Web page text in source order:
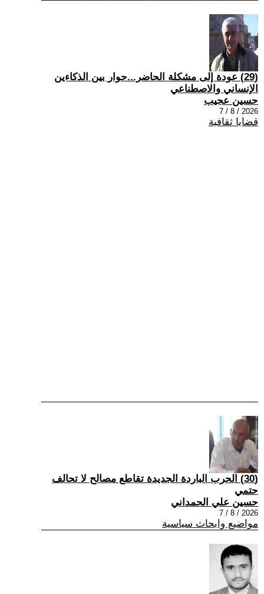
(29) عودة إلى مشكلة الحاضر...حوار بين الذكاءين
الإنساني والاصطناعي
حسين عجيب
2026 / 8 / 7
قضايا ثقافية
(30) الحرب الباردة الجديدة تقاطع مصالح لا تحالف
حتمي
حسين علي الحمداني
2026 / 8 / 7
مواضيع وابحاث سياسية